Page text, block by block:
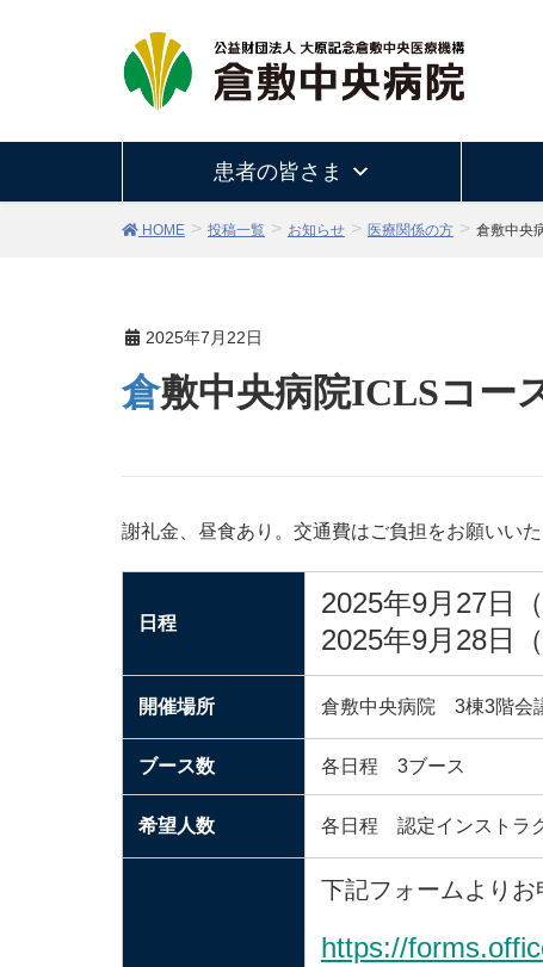
患者の皆さま
HOME 投稿一覧 お知らせ 医療関係の方 倉敷中央
2025年7月22日
倉敷中央病院ICLSコ
謝礼金、昼食あり。交通費はご負担をお願いいた
日程
2025年9月27日
2025年9月28日
開催場所 倉敷中央病院 3棟3階会
ブース数 各日程 3ブース
希望人数 各日程 認定インストラ
下記フォームよりお
https://